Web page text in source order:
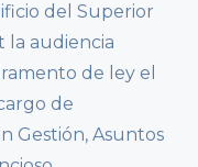
del Superior
la audiencia
de ley el
de
Gestión, Asuntos